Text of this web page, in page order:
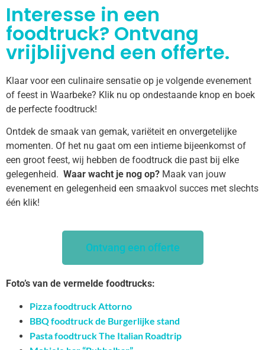
Interesse in een
foodtruck? Ontvang
vrijblijvend een offerte.
Klaar voor een culinaire sensatie op je volgende evenement
of feest in Waarbeke? Klik nu op ondestaande knop en boek
de perfecte foodtruck!
Ontdek de smaak van gemak, variëteit en onvergetelijke
momenten. Of het nu gaat om een intieme bijeenkomst of
een groot feest, wij hebben de foodtruck die past bij elke
gelegenheid. Waar wacht je nog op? Maak van jouw
evenement en gelegenheid een smaakvol succes met slechts
één klik!
Ontvang een offerte
Foto’s van de vermelde foodtrucks:
Pizza foodtruck Attorno
BBQ foodtruck de Burgerlijke stand
Pasta foodtruck The Italian Roadtrip